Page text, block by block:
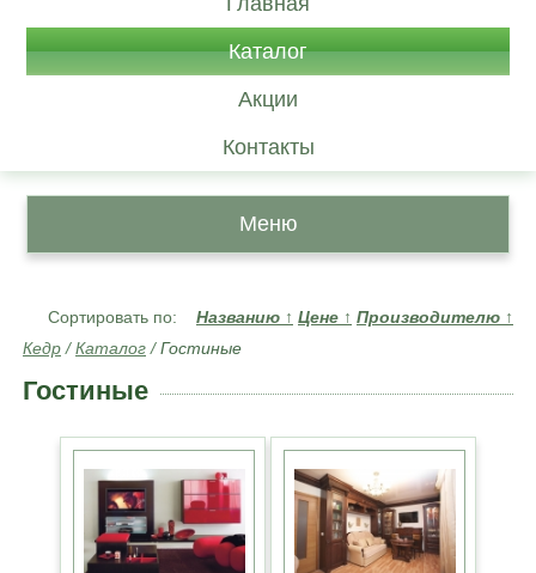
Каталог
Акции
Контакты
Меню
Сортировать по: Названию ↑ Цене ↑ Производителю ↑
Кедр /Каталог /Гостиные
Гостиные